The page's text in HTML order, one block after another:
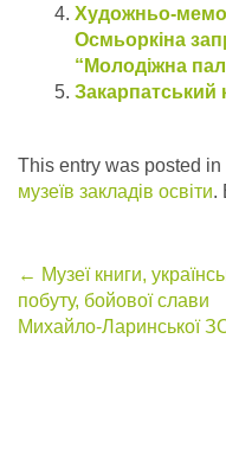
Художньо-
Осмьоркіна
“Молодіжна
Закарпатський
This entry was posted in
музеїв закладів освіти.
Post
navigation
← Музеї книги,
побуту, бойової слави
Михайло-Ларинської